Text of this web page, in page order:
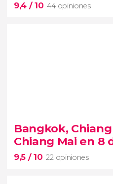
9,4 / 10 44 opiniones
44 opiniones
Tailandia al
Bangkok
ruinas de
Bangkok, Chiang
Chiang Mai en 8
9,5 / 10 22 opiniones